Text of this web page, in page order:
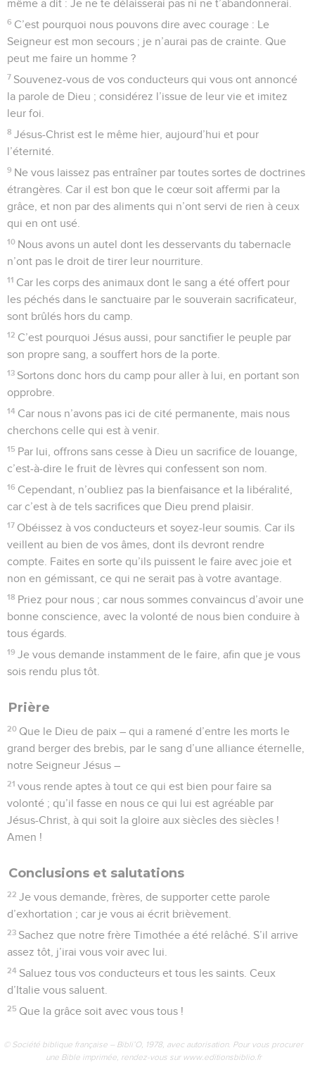
même a dit : Je ne te délaisserai pas ni ne t’abandonnerai.
6 C’est pourquoi nous pouvons dire avec courage : Le
Seigneur est mon secours ; je n’aurai pas de crainte. Que
peut me faire un homme ?
7 Souvenez-vous de vos conducteurs qui vous ont annoncé
la parole de Dieu ; considérez l’issue de leur vie et imitez
leur foi.
8 Jésus-Christ est le même hier, aujourd’hui et pour
l’éternité.
9 Ne vous laissez pas entraîner par toutes sortes de doctrines
étrangères. Car il est bon que le cœur soit affermi par la
grâce, et non par des aliments qui n’ont servi de rien à ceux
qui en ont usé.
10 Nous avons un autel dont les desservants du tabernacle
n’ont pas le droit de tirer leur nourriture.
11 Car les corps des animaux dont le sang a été offert pour
les péchés dans le sanctuaire par le souverain sacrificateur,
sont brûlés hors du camp.
12 C’est pourquoi Jésus aussi, pour sanctifier le peuple par
son propre sang, a souffert hors de la porte.
13 Sortons donc hors du camp pour aller à lui, en portant son
opprobre.
14 Car nous n’avons pas ici de cité permanente, mais nous
cherchons celle qui est à venir.
15 Par lui, offrons sans cesse à Dieu un sacrifice de louange,
c’est-à-dire le fruit de lèvres qui confessent son nom.
16 Cependant, n’oubliez pas la bienfaisance et la libéralité,
car c’est à de tels sacrifices que Dieu prend plaisir.
17 Obéissez à vos conducteurs et soyez-leur soumis. Car ils
veillent au bien de vos âmes, dont ils devront rendre
compte. Faites en sorte qu’ils puissent le faire avec joie et
non en gémissant, ce qui ne serait pas à votre avantage.
18 Priez pour nous ; car nous sommes convaincus d’avoir une
bonne conscience, avec la volonté de nous bien conduire à
tous égards.
19 Je vous demande instamment de le faire, afin que je vous
sois rendu plus tôt.
Prière
20 Que le Dieu de paix – qui a ramené d’entre les morts le
grand berger des brebis, par le sang d’une alliance éternelle,
notre Seigneur Jésus –
21 vous rende aptes à tout ce qui est bien pour faire sa
volonté ; qu’il fasse en nous ce qui lui est agréable par
Jésus-Christ, à qui soit la gloire aux siècles des siècles !
Amen !
Conclusions et salutations
22 Je vous demande, frères, de supporter cette parole
d’exhortation ; car je vous ai écrit brièvement.
23 Sachez que notre frère Timothée a été relâché. S’il arrive
assez tôt, j’irai vous voir avec lui.
24 Saluez tous vos conducteurs et tous les saints. Ceux
d’Italie vous saluent.
25 Que la grâce soit avec vous tous !
© Société biblique française – Bibli’O, 1978, avec autorisation. Pour vous procurer
une Bible imprimée, rendez-vous sur www.editionsbiblio.fr